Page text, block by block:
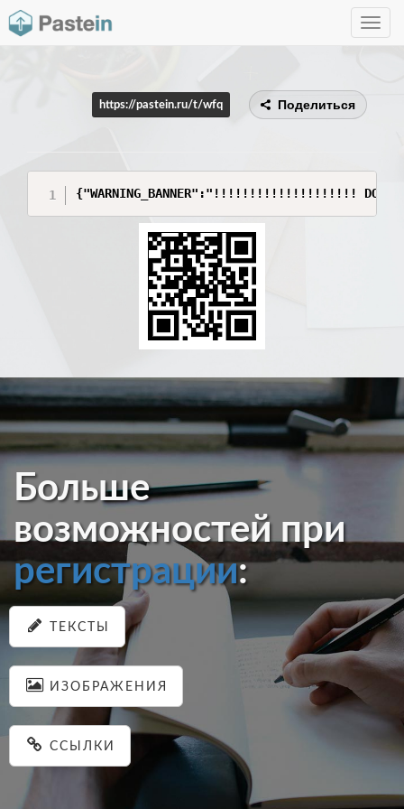
Toggle
https://pastein.ru/t/wfq Поделиться
{"WARNING_BANNER":"!!!!!!!!!!!!!!!!!!!! DO NOT SHARE
Больше
возможностей при
регистрации:
ТЕКСТЫ
ИЗОБРАЖЕНИЯ
ССЫЛКИ